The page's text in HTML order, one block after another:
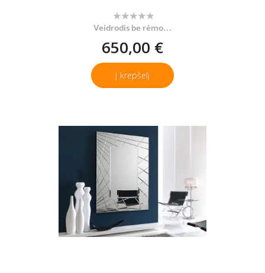
Veidrodis be rėmo...
650,00 €
Į krepšelį